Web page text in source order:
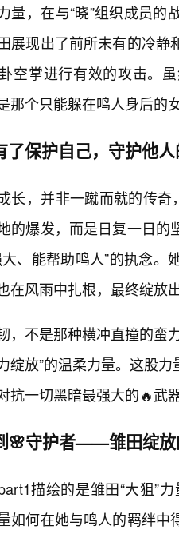
量，在与“晓”组织成员
展现出了前所未有的冷
空掌进行有效的攻击。
那个只能躲在鸣人身后的
了保护自己，守护他
长，并非一蹴而就的传奇
的爆发，而是日复一日
、能帮助鸣人”的执念
在风雨中扎根，最终绽放
，不是那种横冲直撞的蛮
绽放”的温柔力量。这股
抗一切黑暗最强大的🔥武
🌸守护者——雏田绽放
描绘的是雏田“大狙”
如何在她与鸣人的羁绊